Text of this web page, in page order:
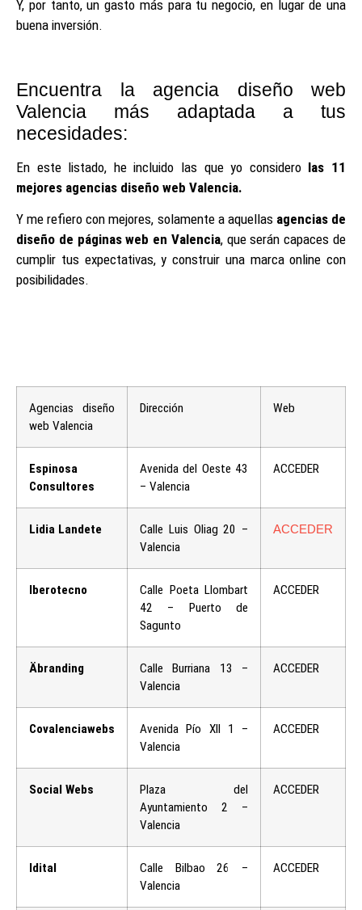
Y, por tanto, un gasto más para tu negocio, en lugar de una
buena inversión.
Encuentra la agencia diseño web
Valencia más adaptada a tus
necesidades:
En este listado, he incluido las que yo considero las 11
mejores agencias diseño web Valencia.
Y me refiero con mejores, solamente a aquellas agencias de
diseño de páginas web en Valencia, que serán capaces de
cumplir tus expectativas, y construir una marca online con
posibilidades.
Agencias diseño
web Valencia
Dirección Web
Espinosa
Consultores
Avenida del Oeste 43
– Valencia
ACCEDER
Lidia Landete
Calle Luis Oliag 20 –
Valencia
ACCEDER
Iberotecno
Calle Poeta Llombart
42 – Puerto de
Sagunto
ACCEDER
Äbranding
Calle Burriana 13 –
Valencia
ACCEDER
Covalenciawebs
Avenida Pío XII 1 –
Valencia
ACCEDER
Social Webs
Plaza del
Ayuntamiento 2 –
Valencia
ACCEDER
Idital
Calle Bilbao 26 –
Valencia
ACCEDER